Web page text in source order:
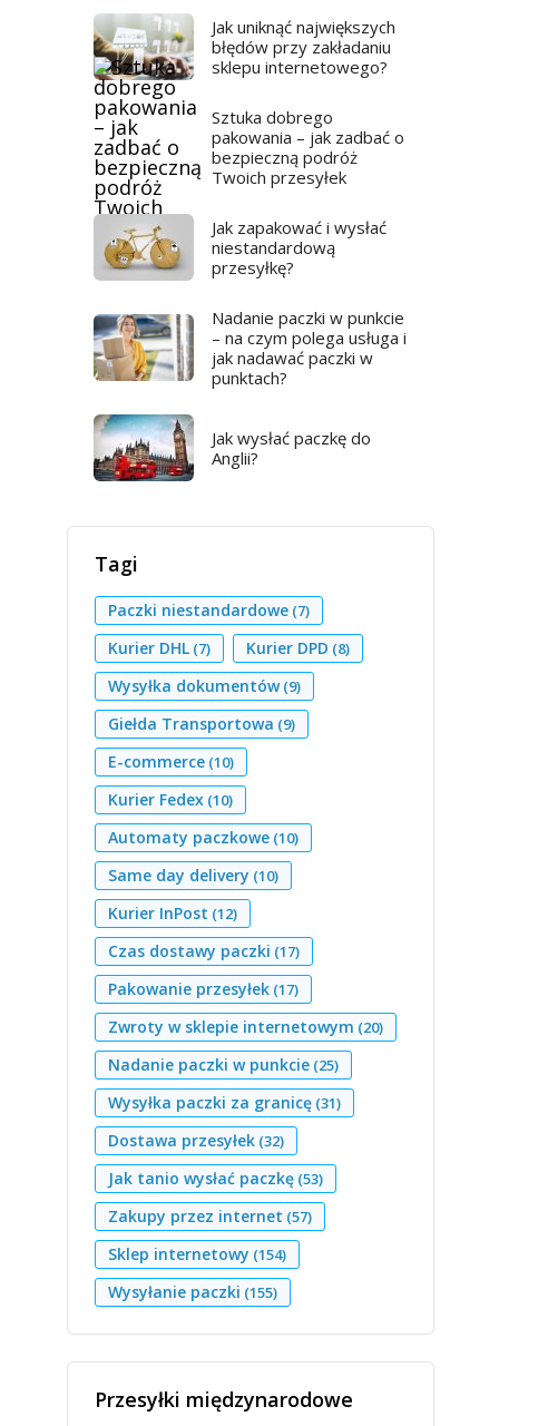
Jak uniknąć największych
błędów przy zakładaniu
sklepu internetowego?
Sztuka dobrego
pakowania – jak zadbać o
bezpieczną podróż
Twoich przesyłek
Jak zapakować i wysłać
niestandardową
przesyłkę?
Nadanie paczki w punkcie
– na czym polega usługa i
jak nadawać paczki w
punktach?
Jak wysłać paczkę do
Anglii?
Tagi
Paczki niestandardowe (7)
Kurier DHL (7) Kurier DPD (8)
Wysyłka dokumentów(9)
Giełda Transportowa (9)
E-commerce (10)
Kurier Fedex (10)
Automaty paczkowe (10)
Same day delivery (10)
Kurier InPost (12)
Czas dostawy paczki (17)
Pakowanie przesyłek (17)
Zwroty w sklepie internetowym (20)
Nadanie paczki w punkcie (25)
Wysyłka paczki za granicę (31)
Dostawa przesyłek (32)
Jak tanio wysłać paczkę (53)
Zakupy przez internet (57)
Sklep internetowy (154)
Wysyłanie paczki (155)
Przesyłki międzynarodowe